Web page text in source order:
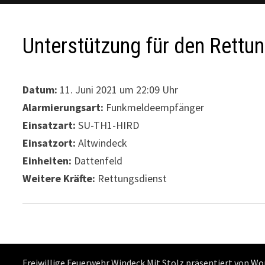
Unterstützung für den
Datum: 11. Juni 2021 um 22:09 Uhr
Alarmierungsart: Funkmeldeempfänger
Einsatzart: SU-TH1-HIRD
Einsatzort: Altwindeck
Einheiten: Dattenfeld
Weitere Kräfte: Rettungsdienst
Freiwillige Feuerwehr Windeck Mit Stolz präsentiert von